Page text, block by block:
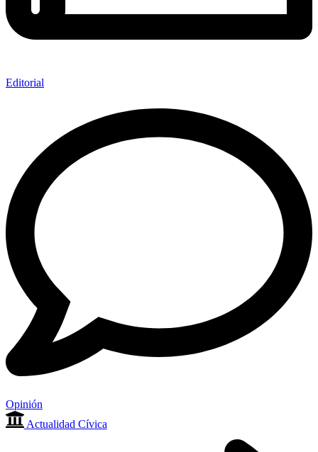
Editorial
Opinión
Actualidad Cívica